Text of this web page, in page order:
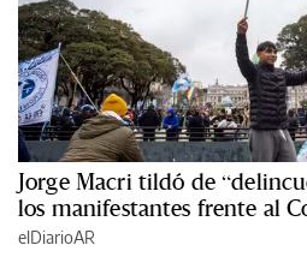
Jorge Macri tildó de
los manifestantes frente al
elDiarioAR